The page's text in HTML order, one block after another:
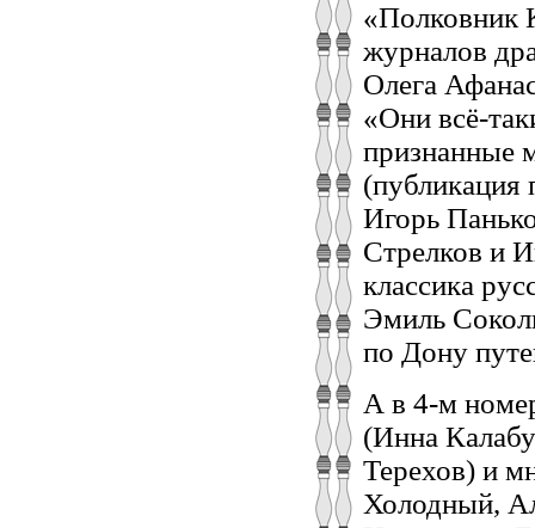
«Полковник
журналов
Олега
«Они всё-
признанные
(публикация
Игорь
Стрелков и
классика
Эмиль
по Дону
А в 4-м
(Инна
Терехов) и
Холодный,